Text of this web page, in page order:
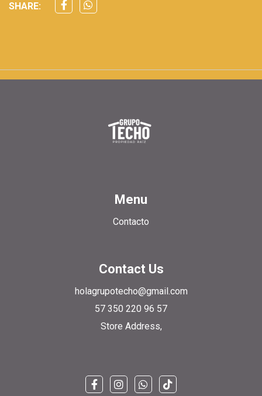
SHARE:
Menu
Contacto
Contact Us
holagrupotecho@gmail.com
57 350 220 96 57
Store Address,